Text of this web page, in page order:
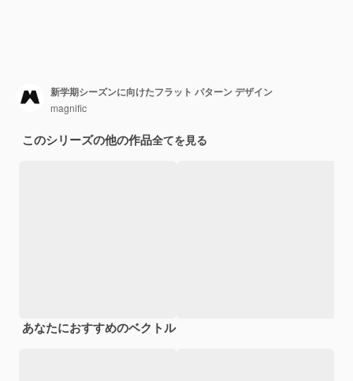
新学期シーズンに向けたフラット パターン デザイン
magnific
このシリーズの他の作品全てを見る
あなたにおすすめのベクトル